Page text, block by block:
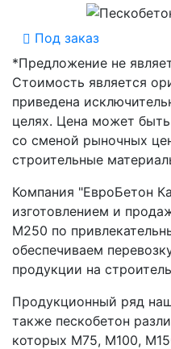
Под заказ
*Предложение не
Стоимость является
приведена
целях. Цена может
со сменой рыночных
строительные
Компания "ЕвроБетон
изготовлением и
М250 по
обеспечиваем
продукции на
Продукционный ряд
также пескобетон
которых М75, М100,